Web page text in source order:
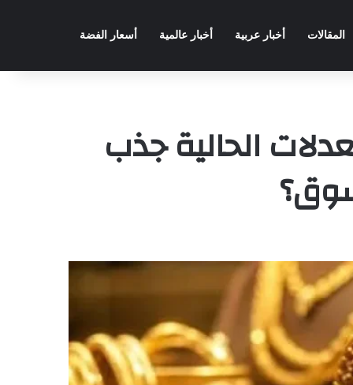
المقالات أخبار عربية أخبار عالمية أسعار الفضة
الحالية جذب